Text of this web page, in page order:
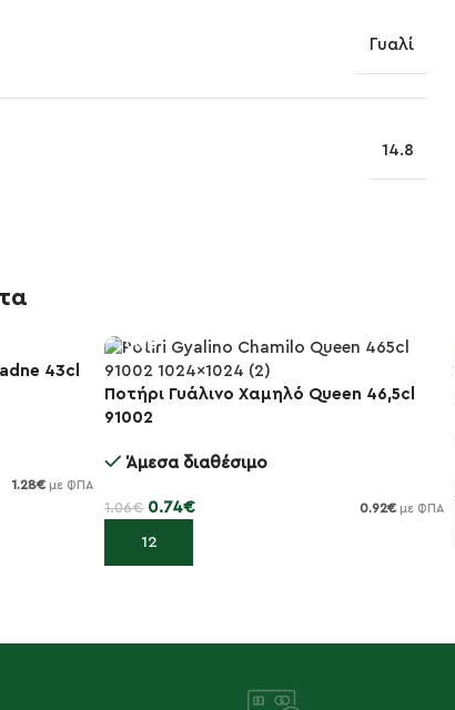
Γυαλί
14.8
43cl
1.28€ με ΦΠΑ
-30%
Ποτήρι Γυάλινο Χαμηλό Queen 46,5cl
91002
Άμεσα διαθέσιμο
1.06€ 0.74€ 0.92€ με ΦΠΑ
Προσθήκη στο καλάθι